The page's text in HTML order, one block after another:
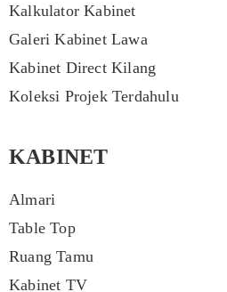
Kalkulator Kabinet
Galeri Kabinet Lawa
Kabinet Direct Kilang
Koleksi Projek Terdahulu
KABINET
Almari
Table Top
Ruang Tamu
Kabinet TV